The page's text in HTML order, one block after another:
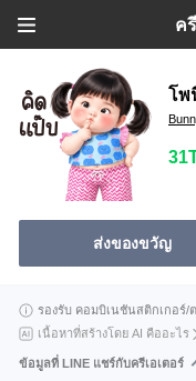
ค
โพ
ส่งของขวัญ
รองรับ คอมบิเนชันสติกเกอร์/
เนื้อหาที่สร้างโดย AI คืออะไร
ข้อมูลที่ LINE แชร์กับครีเอเตอร์